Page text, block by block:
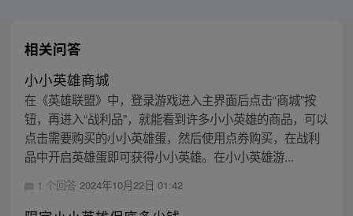
相关问答
小小英雄商城
在《英雄联盟》中，登录游戏进入主界面后点击“商城”按
钮，再进入“战利品”，就能看到许多小小英雄的商品，可以
点击需要购买的小小英雄蛋，然后使用点券购买，在战利
品中开启英雄蛋即可获得小小英雄。在小小英雄游...
1 个回答 2024年10月22日 01:42